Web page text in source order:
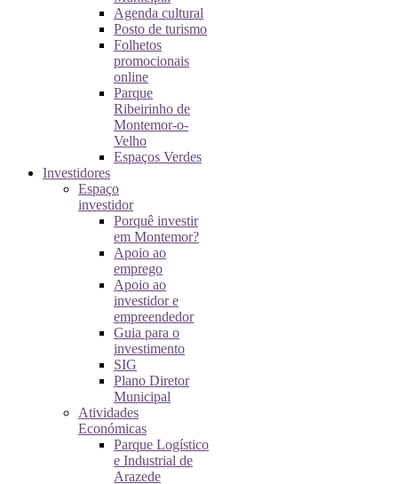
Agenda cultural
Posto de turismo
Folhetos
promocionais
online
Parque
Ribeirinho de
Montemor-o-
Velho
Espaços Verdes
Investidores
Espaço
investidor
Porquê investir
em Montemor?
Apoio ao
emprego
Apoio ao
investidor e
empreendedor
Guia para o
investimento
SIG
Plano Diretor
Municipal
Atividades
Económicas
Parque Logístico
e Industrial de
Arazede